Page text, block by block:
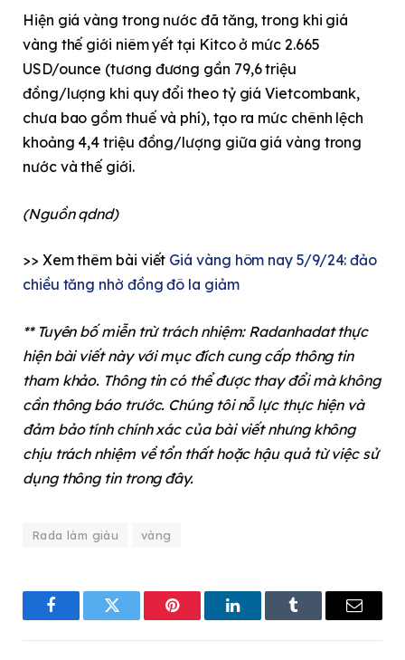
Hiện giá vàng trong nước đã tăng, trong khi giá
vàng thế giới niêm yết tại Kitco ở mức 2.665
USD/ounce (tương đương gần 79,6 triệu
đồng/lượng khi quy đổi theo tỷ giá Vietcombank,
chưa bao gồm thuế và phí), tạo ra mức chênh lệch
khoảng 4,4 triệu đồng/lượng giữa giá vàng trong
nước và thế giới.
(Nguồn qdnd)
>> Xem thêm bài viết Giá vàng hôm nay 5/9/24: đảo
chiều tăng nhờ đồng đô la giảm
** Tuyên bố miễn trừ trách nhiệm: Radanhadat thực
hiện bài viết này với mục đích cung cấp thông tin
tham khảo. Thông tin có thể được thay đổi mà không
cần thông báo trước. Chúng tôi nỗ lực thực hiện và
đảm bảo tính chính xác của bài viết nhưng không
chịu trách nhiệm về tổn thất hoặc hậu quả từ việc sử
dụng thông tin trong đây.
Rada làm giàu vàng
FacebookTwitter Pinterest LinkedInTumblr Email